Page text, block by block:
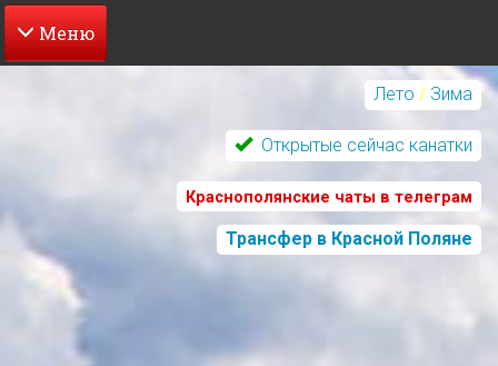
Перейти
Лето / Зима
Открытые сейчас канатки
Краснополянские чаты в телеграм
Трансфер в Красной Поляне